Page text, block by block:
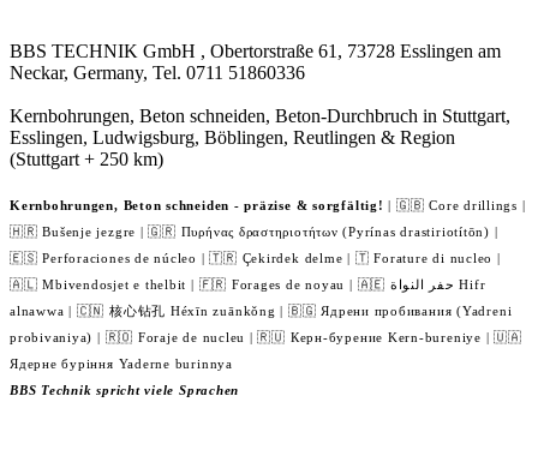
BBS TECHNIK GmbH , Obertorstraße 61, 73728 Esslingen am
Neckar, Germany, Tel. 0711 51860336
Kernbohrungen, Beton schneiden, Beton-Durchbruch in Stuttgart,
Esslingen, Ludwigsburg, Böblingen, Reutlingen & Region
(Stuttgart + 250 km)
Kernbohrungen, Beton schneiden - präzise & sorgfältig! | 🇬🇧 Core drillings |
🇭🇷 Bušenje jezgre | 🇬🇷 Πυρήνας δραστηριοτήτων (Pyrínas drastiriotítōn) |
🇪🇸 Perforaciones de núcleo | 🇹🇷 Çekirdek delme | 🇹 Forature di nucleo |
🇦🇱 Mbivendosjet e thelbit | 🇫🇷 Forages de noyau | 🇦🇪 حفر النواة Hifr
alnawwa | 🇨🇳 核心钻孔 Héxīn zuānkǒng | 🇧🇬 Ядрени пробивания (Yadreni
probivaniya) | 🇷🇴 Foraje de nucleu | 🇷🇺 Керн-бурение Kern-bureniye | 🇺🇦
Ядерне буріння Yaderne burinnya
BBS Technik spricht viele Sprachen